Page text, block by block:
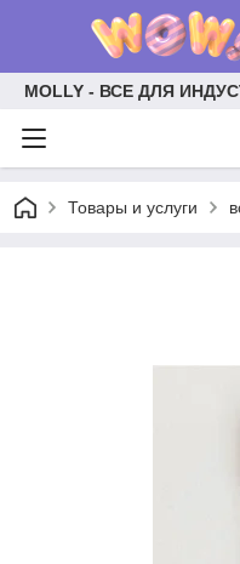
MOLLY - ВСЕ ДЛЯ
Товары и услуги